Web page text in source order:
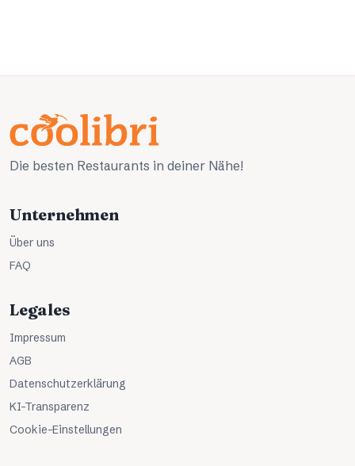
Die besten Restaurants in deiner Nähe!
Unternehmen
Über uns
FAQ
Legales
Impressum
AGB
Datenschutzerklärung
KI-Transparenz
Cookie-Einstellungen